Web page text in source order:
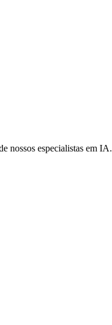
nossos especialistas em IA.